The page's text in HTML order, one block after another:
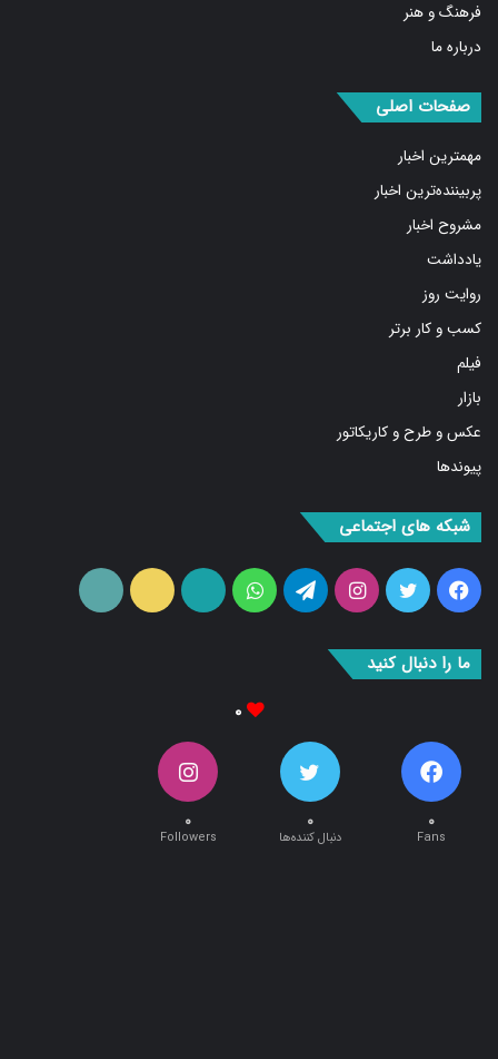
درباره ما
مهمترین اخبار
پربیننده‌ترین اخبار
مشروح اخبار
یادداشت
روایت روز
کسب و کار برتر
فیلم
بازار
عکس و طرح و کاریکاتور
پیوندها
فیس
بوک
توییتراینستاگرامتلگرامواتس
آپ
آپارات ایتا